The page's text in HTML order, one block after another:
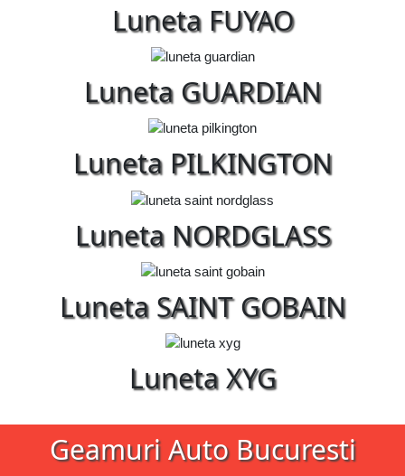
Luneta FUYAO
Luneta GUARDIAN
Luneta PILKINGTON
Luneta NORDGLASS
Luneta SAINT GOBAIN
Luneta XYG
Geamuri Auto Bucuresti